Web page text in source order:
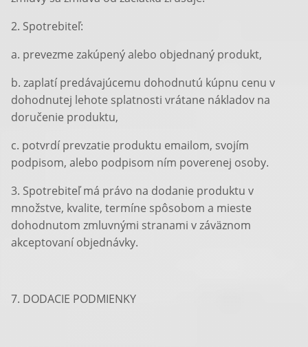
2. Spotrebiteľ:
a. prevezme zakúpený alebo objednaný produkt,
b. zaplatí predávajúcemu dohodnutú kúpnu cenu v
dohodnutej lehote splatnosti vrátane nákladov na
doručenie produktu,
c. potvrdí prevzatie produktu emailom, svojím
podpisom, alebo podpisom ním poverenej osoby.
3. Spotrebiteľ má právo na dodanie produktu v
množstve, kvalite, termíne spôsobom a mieste
dohodnutom zmluvnými stranami v záväznom
akceptovaní objednávky.
7. DODACIE PODMIENKY